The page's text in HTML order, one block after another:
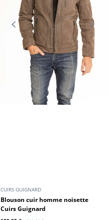
CUIRS GUIGNARD
Blouson cuir homme noisette
Cuirs Guignard